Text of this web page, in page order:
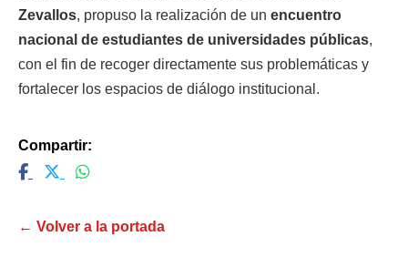
Zevallos, propuso la realización de un encuentro
nacional de estudiantes de universidades públicas,
con el fin de recoger directamente sus problemáticas y
fortalecer los espacios de diálogo institucional.
Compartir:
← Volver a la portada